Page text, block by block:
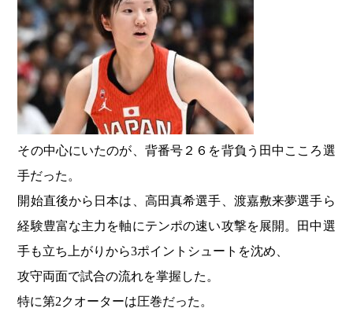
その中心にいたのが、背番号２６を背負う田中こころ選
手だった。
開始直後から日本は、高田真希選手、渡嘉敷来夢選手ら
経験豊富な主力を軸にテンポの速い攻撃を展開。田中選
手も立ち上がりから3ポイントシュートを沈め、
攻守両面で試合の流れを掌握した。
特に第2クオーターは圧巻だった。